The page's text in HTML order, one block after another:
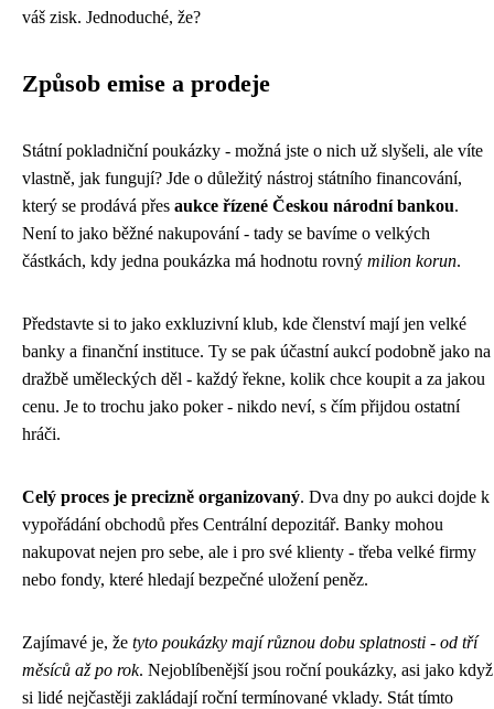
váš zisk. Jednoduché, že?
Způsob emise a prodeje
Státní pokladniční poukázky - možná jste o nich už slyšeli, ale víte
vlastně, jak fungují? Jde o důležitý nástroj státního financování,
který se prodává přes aukce řízené Českou národní bankou.
Není to jako běžné nakupování - tady se bavíme o velkých
částkách, kdy jedna poukázka má hodnotu rovný milion korun.
Představte si to jako exkluzivní klub, kde členství mají jen velké
banky a finanční instituce. Ty se pak účastní aukcí podobně jako na
dražbě uměleckých děl - každý řekne, kolik chce koupit a za jakou
cenu. Je to trochu jako poker - nikdo neví, s čím přijdou ostatní
hráči.
Celý proces je precizně organizovaný. Dva dny po aukci dojde k
vypořádání obchodů přes Centrální depozitář. Banky mohou
nakupovat nejen pro sebe, ale i pro své klienty - třeba velké firmy
nebo fondy, které hledají bezpečné uložení peněz.
Zajímavé je, že tyto poukázky mají různou dobu splatnosti - od tří
měsíců až po rok. Nejoblíbenější jsou roční poukázky, asi jako když
si lidé nejčastěji zakládají roční termínované vklady. Stát tímto